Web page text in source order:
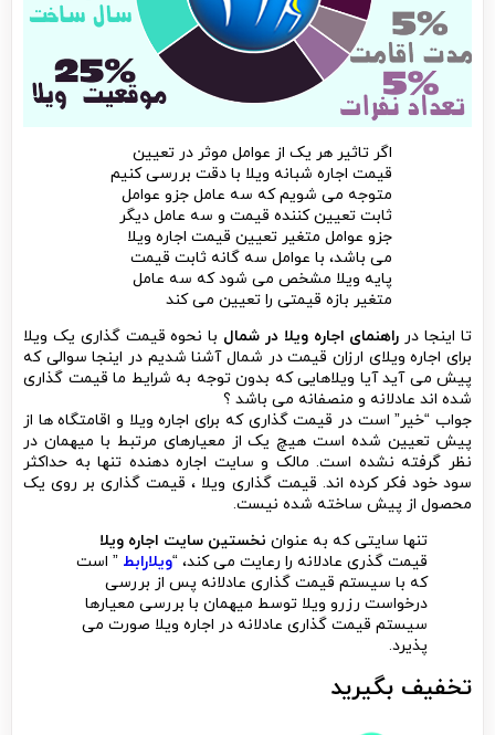
اگر تاثیر هر یک از عوامل موثر در تعیین
قیمت اجاره شبانه ویلا با دقت بررسی کنیم
متوجه می شویم که سه عامل جزو عوامل
ثابت تعیین کننده قیمت و سه عامل دیگر
جزو عوامل متغیر تعیین قیمت اجاره ویلا
می باشد، با عوامل سه گانه ثابت قیمت
پایه ویلا مشخص می شود که سه عامل
متغیر بازه قیمتی را تعیین می کند
تا اینجا در راهنمای اجاره ویلا در شمال با نحوه قیمت گذاری یک ویلا
برای اجاره ویلای ارزان قیمت در شمال آشنا شدیم در اینجا سوالی که
پیش می آید آیا ویلاهایی که بدون توجه به شرایط ما قیمت گذاری
شده اند عادلانه و منصفانه می باشد ؟
جواب “خیر” است در قیمت گذاری که برای اجاره ویلا و اقامتگاه ها از
پیش تعیین شده است هیچ یک از معیارهای مرتبط با میهمان در
نظر گرفته نشده است. مالک و سایت اجاره دهنده تنها به حداکثر
سود خود فکر کرده اند. قیمت گذاری ویلا ، قیمت گذاری بر روی یک
محصول از پیش ساخته شده نیست.
تنها سایتی که به عنوان نخستین سایت اجاره ویلا
قیمت گذری عادلانه را رعایت می کند، “ویلارابط ” است
که با سیستم قیمت گذاری عادلانه پس از بررسی
درخواست رزرو ویلا توسط میهمان با بررسی معیارها
سیستم قیمت گذاری عادلانه در اجاره ویلا صورت می
پذیرد.
تخفیف بگیرید